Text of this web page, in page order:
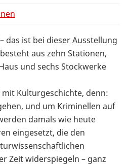
das ist bei dieser Ausstellung
aus zehn Stationen,
und sechs Stockwerke
Kulturgeschichte, denn:
und um Kriminellen auf
damals wie heute
eingesetzt, die den
Zeit widerspiegeln – ganz